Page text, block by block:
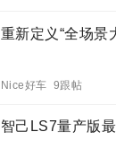
重新定义“全场景
Nice好车 9跟帖
智己LS7量产版